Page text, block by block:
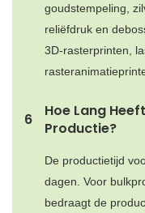
goudstempeling,
reliëfdruk en
3D-rasterprinten,
6
Hoe Lang
Productie?
De productietijd
dagen. Voor
bedraagt ​​de